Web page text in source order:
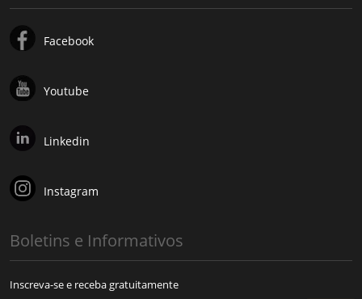
Facebook
Youtube
Linkedin
Instagram
Boletins e Informativos
Inscreva-se e receba gratuitamente